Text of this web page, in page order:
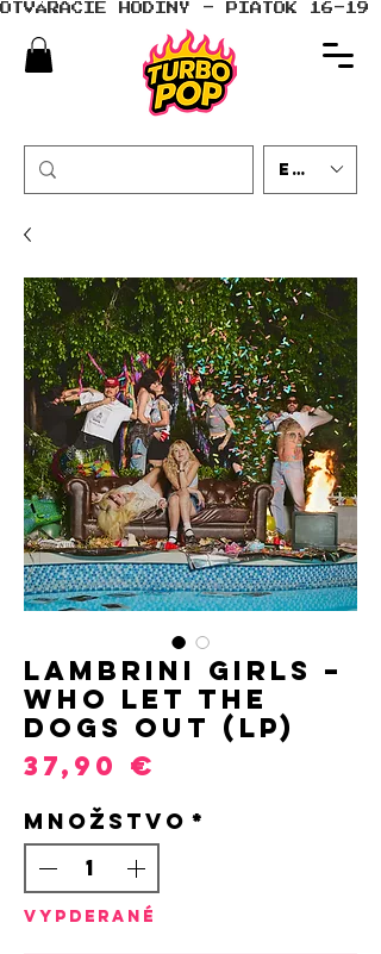
OTVÁRACIE HODINY - PIATOK 16-19
EUR (€)
Lambrini Girls –
Who Let The
Dogs Out (LP)
37,90 €
Množstvo *
VYPDERANÉ